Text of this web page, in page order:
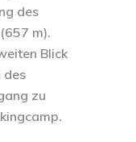
des
m).
Blick
des
zu